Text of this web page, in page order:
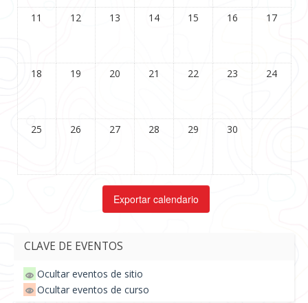
11 12 13 14 15 16 17
18 19 20 21 22 23 24
25 26 27 28 29 30
CLAVE DE EVENTOS
Ocultar eventos de sitio
Ocultar eventos de curso